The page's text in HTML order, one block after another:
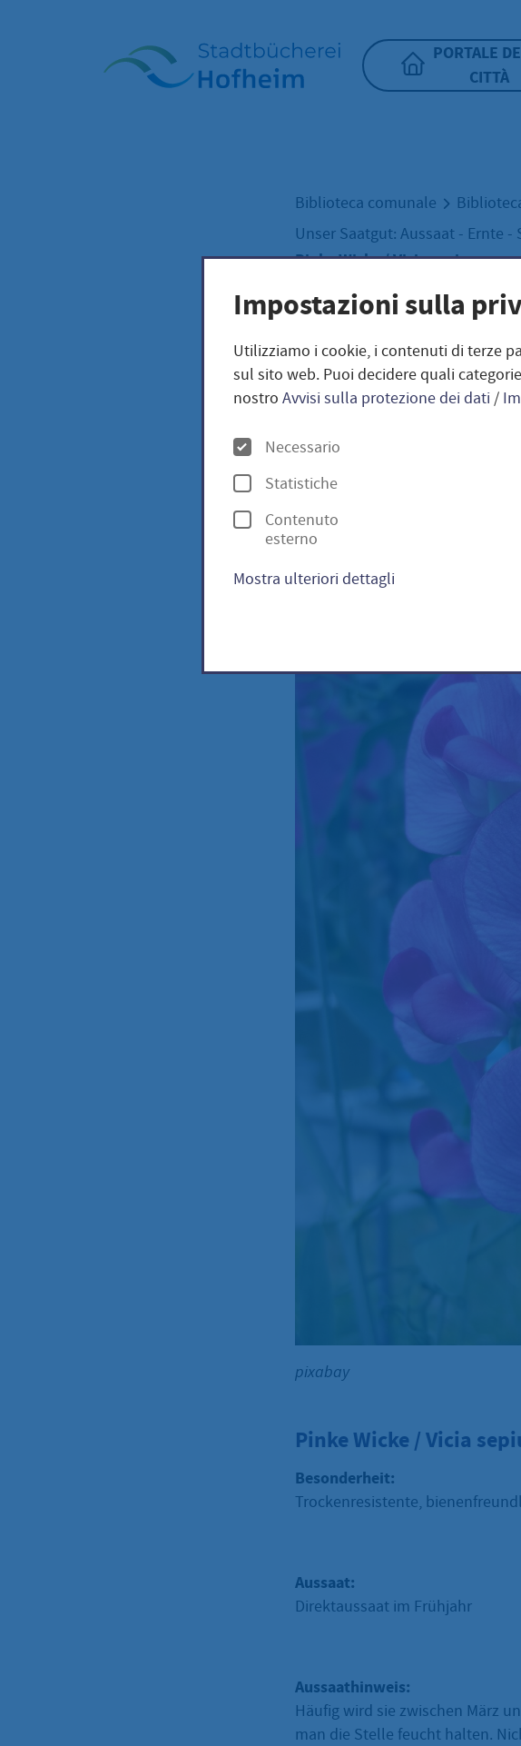
PORTALE
CITTÀ
Biblioteca comunale
Unser Saatgut: Aussaat - Ernte
Pinke Wicke / Vicia sepium
Pinke
Pinke Wicke /
pixabay
Pinke Wicke / Vicia
Besonderheit:
Trockenresistente,
Aussaat:
Direktaussaat im Frühjahr
Aussaathinweis:
Häufig wird sie zwischen März
man die Stelle feucht halten.
Impostazioni sulla
Utilizziamo i cookie, i contenuti di terze
sul sito web. Puoi decidere quali
nostro Avvisi sulla protezione dei dati /
O
p
z
i
o
Necessario
Statistiche
Contenuto
esterno
Mostra ulteriori dettagli